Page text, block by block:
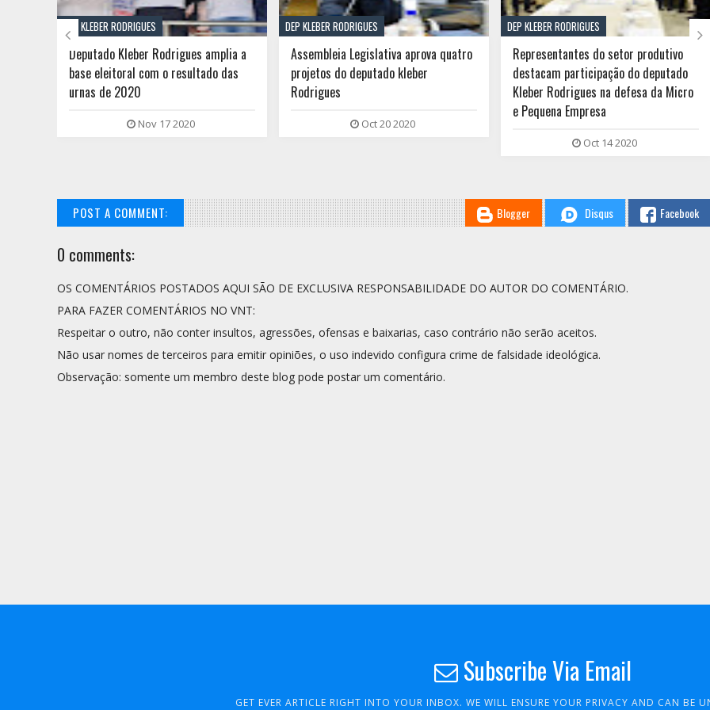
DEP KLEBER RODRIGUES
Deputado Kleber Rodrigues amplia a
base eleitoral com o resultado das
urnas de 2020
Nov 17 2020
DEP KLEBER RODRIGUES
Assembleia Legislativa aprova quatro
projetos do deputado kleber
Rodrigues
Oct 20 2020
DEP KLEBER RODRIGUES
Representantes do setor produtivo
destacam participação do deputado
Kleber Rodrigues na defesa da Micro
e Pequena Empresa
Oct 14 2020
 
POST A COMMENT: Blogger Disqus Facebook
0 comments:
OS COMENTÁRIOS POSTADOS AQUI SÃO DE EXCLUSIVA RESPONSABILIDADE DO AUTOR DO COMENTÁRIO.
PARA FAZER COMENTÁRIOS NO VNT:
Respeitar o outro, não conter insultos, agressões, ofensas e baixarias, caso contrário não serão aceitos.
Não usar nomes de terceiros para emitir opiniões, o uso indevido configura crime de falsidade ideológica.
Observação: somente um membro deste blog pode postar um comentário.
Subscribe Via Email
GET EVER ARTICLE RIGHT INTO YOUR INBOX. WE WILL ENSURE YOUR PRIVACY AND CAN BE